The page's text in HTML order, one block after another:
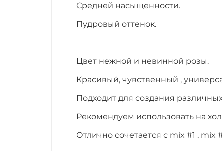
Средней насыщенности.
Пудровый оттенок.
Цвет нежной и невинной розы.
Красивый, чувственный ,
Подходит для создания
Рекомендуем использовать на
Отлично сочетается с mix #1 , mix